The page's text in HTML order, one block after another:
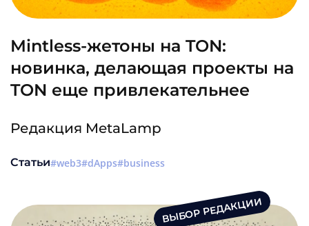
Mintless-жетоны на TON:
новинка, делающая проекты на
TON еще привлекательнее
Редакция MetaLamp
Статьи web3 dApps business
ВЫБОР РЕДАКЦИИ